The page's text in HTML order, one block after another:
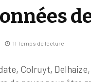
11 Temps de lecture
Colruyt,